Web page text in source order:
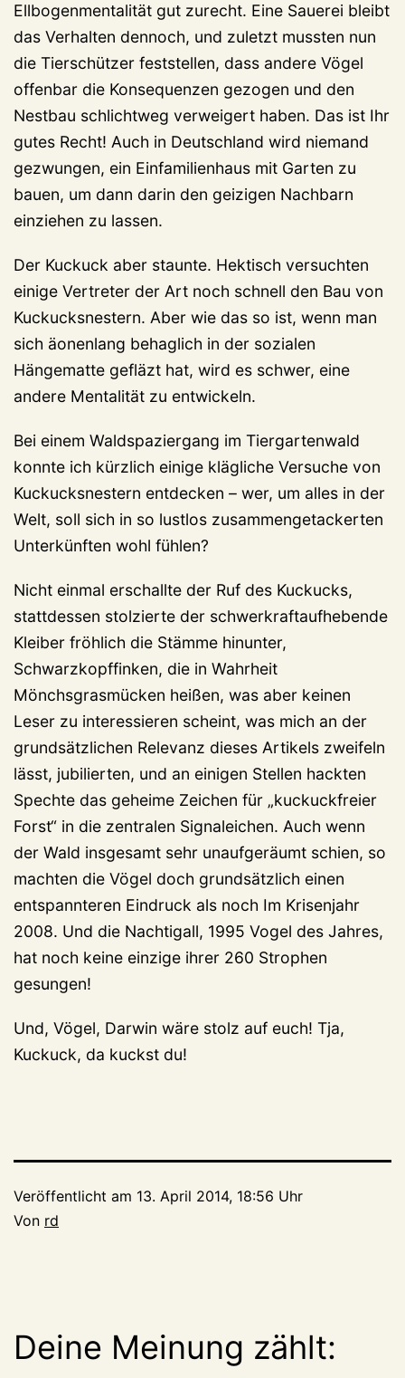
Ellbogenmentalität gut zurecht. Eine Sauerei bleibt
das Verhalten dennoch, und zuletzt mussten nun
die Tierschützer feststellen, dass andere Vögel
offenbar die Konsequenzen gezogen und den
Nestbau schlichtweg verweigert haben. Das ist Ihr
gutes Recht! Auch in Deutschland wird niemand
gezwungen, ein Einfamilienhaus mit Garten zu
bauen, um dann darin den geizigen Nachbarn
einziehen zu lassen.
Der Kuckuck aber staunte. Hektisch versuchten
einige Vertreter der Art noch schnell den Bau von
Kuckucksnestern. Aber wie das so ist, wenn man
sich äonenlang behaglich in der sozialen
Hängematte gefläzt hat, wird es schwer, eine
andere Mentalität zu entwickeln.
Bei einem Waldspaziergang im Tiergartenwald
konnte ich kürzlich einige klägliche Versuche von
Kuckucksnestern entdecken – wer, um alles in der
Welt, soll sich in so lustlos zusammengetackerten
Unterkünften wohl fühlen?
Nicht einmal erschallte der Ruf des Kuckucks,
stattdessen stolzierte der schwerkraftaufhebende
Kleiber fröhlich die Stämme hinunter,
Schwarzkopffinken, die in Wahrheit
Mönchsgrasmücken heißen, was aber keinen
Leser zu interessieren scheint, was mich an der
grundsätzlichen Relevanz dieses Artikels zweifeln
lässt, jubilierten, und an einigen Stellen hackten
Spechte das geheime Zeichen für „kuckuckfreier
Forst“ in die zentralen Signaleichen. Auch wenn
der Wald insgesamt sehr unaufgeräumt schien, so
machten die Vögel doch grundsätzlich einen
entspannteren Eindruck als noch Im Krisenjahr
2008. Und die Nachtigall, 1995 Vogel des Jahres,
hat noch keine einzige ihrer 260 Strophen
gesungen!
Und, Vögel, Darwin wäre stolz auf euch! Tja,
Kuckuck, da kuckst du!
Veröffentlicht am 13. April 2014, 18:56 Uhr
Von rd
Deine Meinung zählt: